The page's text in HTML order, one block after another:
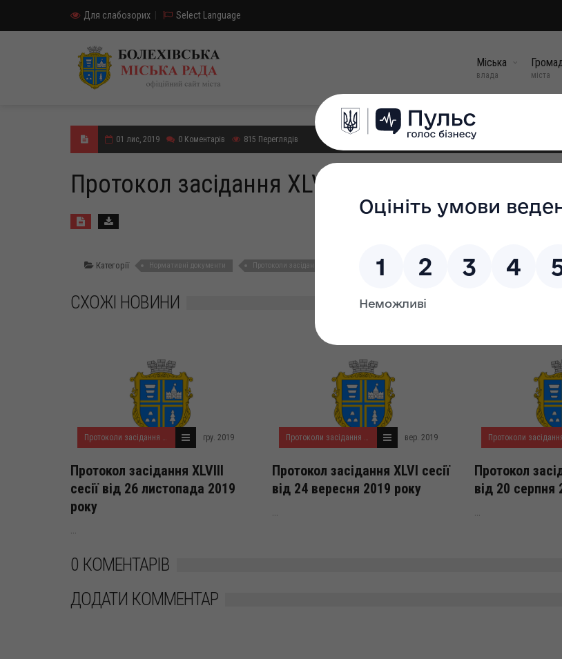
Для слабозорих Select Language
Міська
влада міста
01 лис, 2019 0 Коментарів 815 Переглядів
Протокол засідання XLVII сесії від 30 жовтня
Категорії Нормативні документи Протоколи засідання сесій міської ради Протоколи засідання сесій міської ради VII
СХОЖІ НОВИНИ
Протоколи засідання сесій міської ради VII демократичного скликання гру. 2019
Протокол засідання XLVIII
сесії від 26 листопада 2019
року
Протоколи засідання сесій міської ради VII демократичного скликання вер. 2019
Протокол засідання XLVI сесії
від 24 вересня 2019 року
Протокол
від 20 серпня
0 КОМЕНТАРІВ
ДОДАТИ КОММЕНТАР